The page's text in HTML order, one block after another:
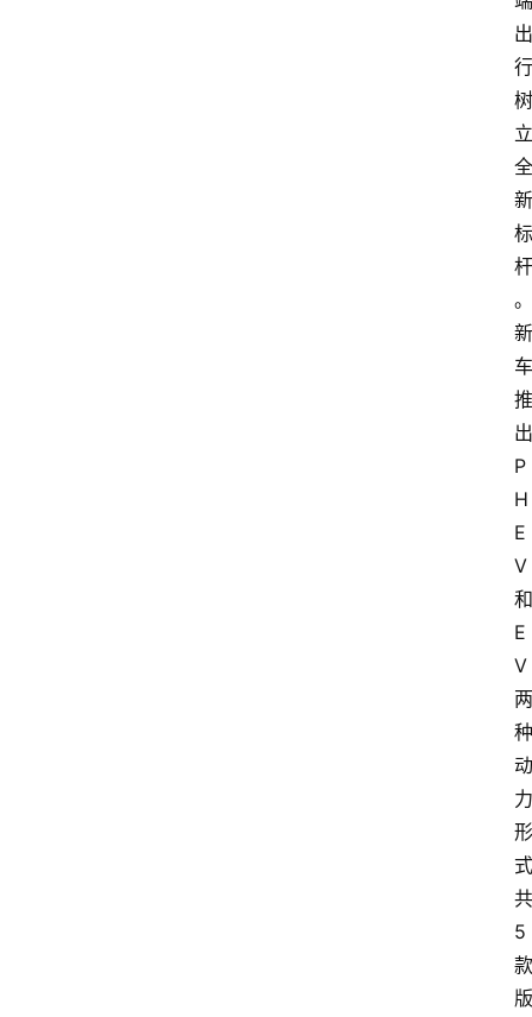
出
行
树
立
全
新
标
杆
。
新
车
推
出
P
H
E
V
和
E
V
两
种
动
力
形
式
共
5
款
版